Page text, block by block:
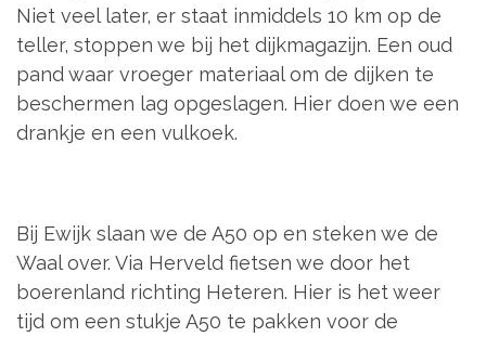
Niet veel later, er staat inmiddels 10 km op de
teller, stoppen we bij het dijkmagazijn. Een oud
pand waar vroeger materiaal om de dijken te
beschermen lag opgeslagen. Hier doen we een
drankje en een vulkoek.
Bij Ewijk slaan we de A50 op en steken we de
Waal over. Via Herveld fietsen we door het
boerenland richting Heteren. Hier is het weer
tijd om een stukje A50 te pakken voor de